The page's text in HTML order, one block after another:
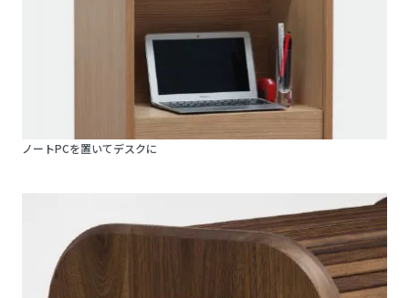
ノートPCを置いてデスクに